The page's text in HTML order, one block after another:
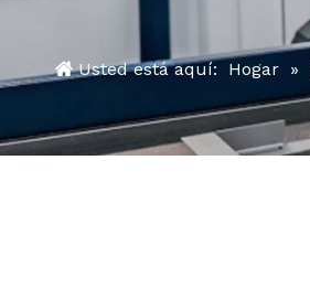
Usted está aquí: Hogar »